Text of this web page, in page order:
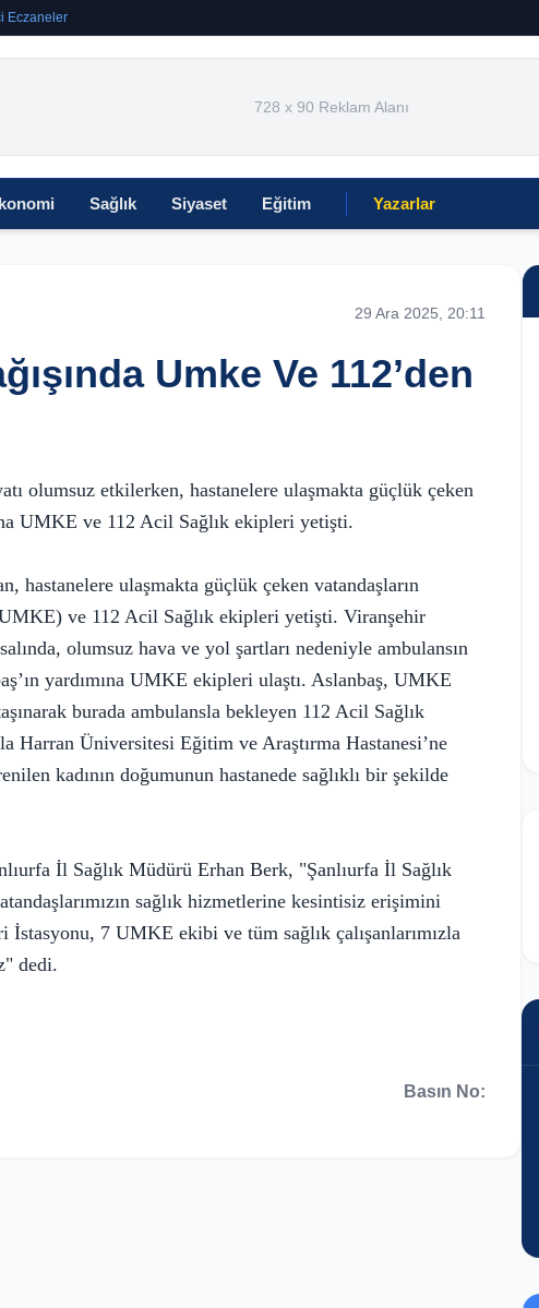
Eczaneler
728 x 90 Reklam Alanı
Sağlık Siyaset Eğitim Yazarlar
29 Ara 2025, 20:11
Umke Ve 112’den
olumsuz etkilerken, hastanelere ulaşmakta güçlük çeken
UMKE ve 112 Acil Sağlık ekipleri yetişti.
hastanelere ulaşmakta güçlük çeken vatandaşların
ve 112 Acil Sağlık ekipleri yetişti. Viranşehir
olumsuz hava ve yol şartları nedeniyle ambulansın
yardımına UMKE ekipleri ulaştı. Aslanbaş, UMKE
burada ambulansla bekleyen 112 Acil Sağlık
Harran Üniversitesi Eğitim ve Araştırma Hastanesi’ne
kadının doğumunun hastanede sağlıklı bir şekilde
İl Sağlık Müdürü Erhan Berk, "Şanlıurfa İl Sağlık
sağlık hizmetlerine kesintisiz erişimini
7 UMKE ekibi ve tüm sağlık çalışanlarımızla
dedi.
Basın No: